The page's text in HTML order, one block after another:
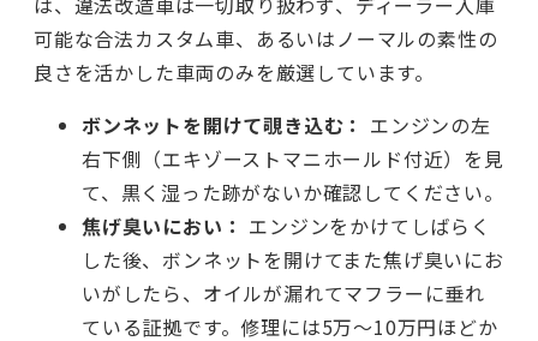
可能な合法カスタム車、あるいはノーマルの素性の
良さを活かした車両のみを厳選しています。
ボンネットを開けて覗き込む： エンジンの左
右下側（エキゾーストマニホールド付近）を見
て、黒く湿った跡がないか確認してください。
焦げ臭いにおい： エンジンをかけてしばらく
した後、ボンネットを開けてまた焦げ臭いにお
いがしたら、オイルが漏れてマフラーに垂れ
ている証拠です。修理には5万〜10万円ほどか